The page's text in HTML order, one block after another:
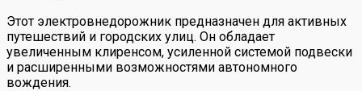
Этот электровнедорожник предназначен для активных
путешествий и городских улиц. Он обладает
увеличенным клиренсом, усиленной системой подвески
и расширенными возможностями автономного
вождения.